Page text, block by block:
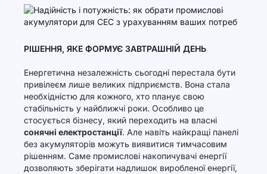
РІШЕННЯ, ЯКЕ ФОРМУЄ ЗАВТРАШНІЙ ДЕНЬ
Енергетична незалежність сьогодні перестала бути
привілеєм лише великих підприємств. Вона стала
необхідністю для кожного, хто планує свою
стабільність у найближчі роки. Особливо це
стосується бізнесу, який переходить на власні
сонячні електростанції. Але навіть найкращі панелі
без акумуляторів можуть виявитися тимчасовим
рішенням. Саме промислові накопичувачі енергії
дозволяють зберігати надлишок виробленої енергії,